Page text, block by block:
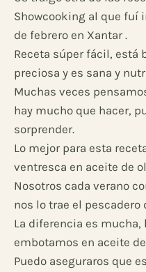
Showcooking al que fuí
de febrero en Xantar .
Receta súper fácil, está
preciosa y es sana y
Muchas veces
hay mucho que hacer,
sorprender.
Lo mejor para esta
ventresca en aceite de
Nosotros cada verano
nos lo trae el pescadero
La diferencia es
embotamos en aceite
Puedo aseguraros que